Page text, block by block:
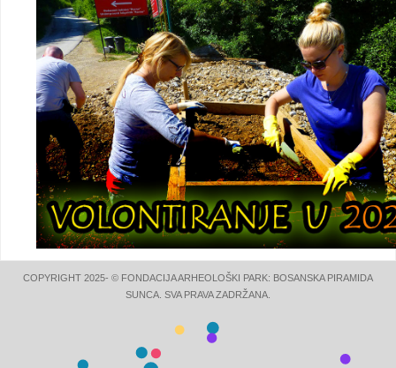
COPYRIGHT 2025- © FONDACIJA ARHEOLOŠKI PARK: BOSANSKA PIRAMIDA
SUNCA. SVA PRAVA ZADRŽANA.